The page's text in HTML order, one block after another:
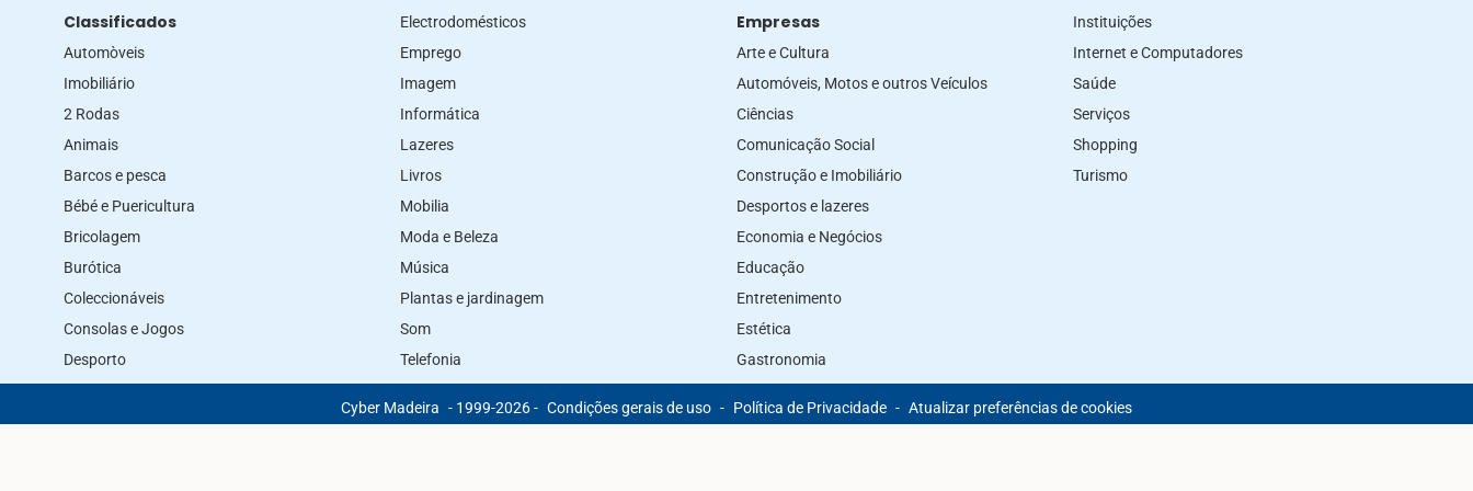
Classificados
Automòveis
Imobiliário
2 Rodas
Animais
Barcos e pesca
Bébé e Puericultura
Bricolagem
Burótica
Coleccionáveis
Consolas e Jogos
Desporto
Electrodomésticos
Emprego
Imagem
Informática
Lazeres
Livros
Mobilia
Moda e Beleza
Música
Plantas e jardinagem
Som
Telefonia
Empresas
Arte e Cultura
Automóveis, Motos e outros Veículos
Ciências
Comunicação Social
Construção e Imobiliário
Desportos e lazeres
Economia e Negócios
Educação
Entretenimento
Estética
Gastronomia
Instituições
Internet e Computadores
Saúde
Serviços
Shopping
Turismo
Cyber Madeira - 1999-2026 - Condições gerais de uso - Política de Privacidade - Atualizar preferências de cookies